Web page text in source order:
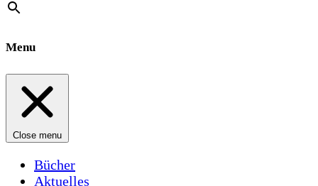
Menu
Close menu
Bücher
Aktuelles